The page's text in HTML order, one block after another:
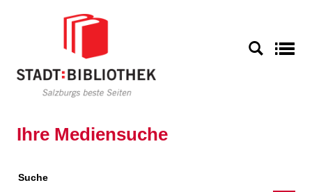
Ihre Mediensuche
Suche